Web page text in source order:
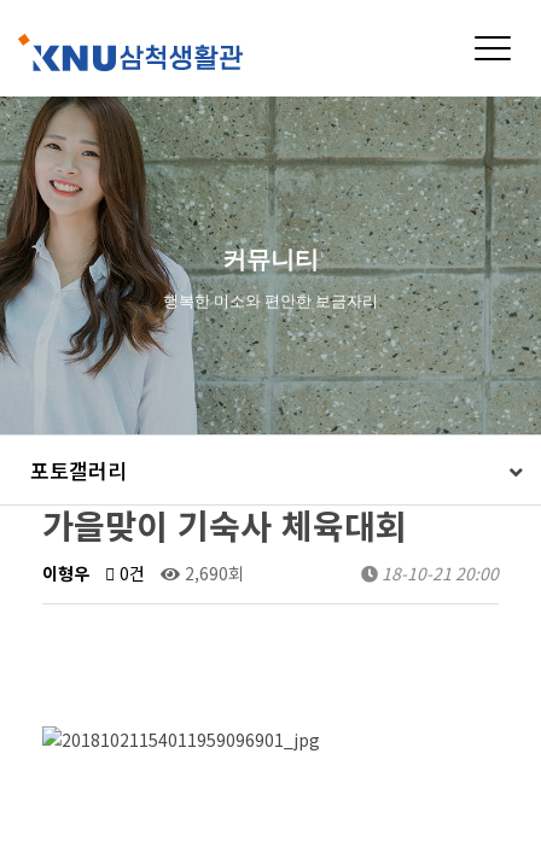
Toggle
커뮤니티
행복한 미소와 편안한 보금자리
포토갤러리
가을맞이 기숙사 체육대회
이형우 0건 2,690회 18-10-21 20:00